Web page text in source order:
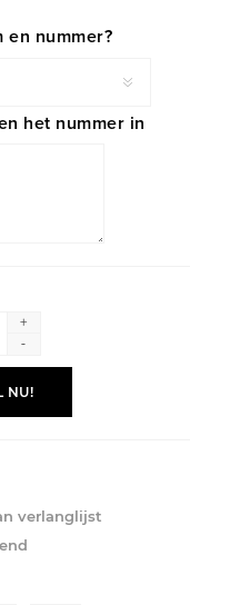
en nummer?
het nummer in
+
-
NU!
verlanglijst